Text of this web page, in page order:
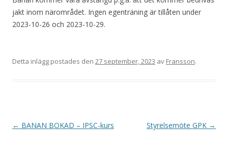
jakt inom närområdet. Ingen egenträning är tillåten under
2023-10-26 och 2023-10-29.
Detta inlägg postades den 27 september, 2023 av Fransson.
I← BANAN BOKAD – IPSC-kurs Styrelsemöte GPK →